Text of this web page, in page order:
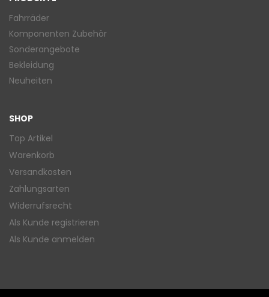
Fahrräder
Komponenten Zubehör
Sonderangebote
Bekleidung
Neuheiten
SHOP
Top Artikel
Warenkorb
Versandkosten
Zahlungsarten
Widerrufsrecht
Als Kunde registrieren
Als Kunde anmelden